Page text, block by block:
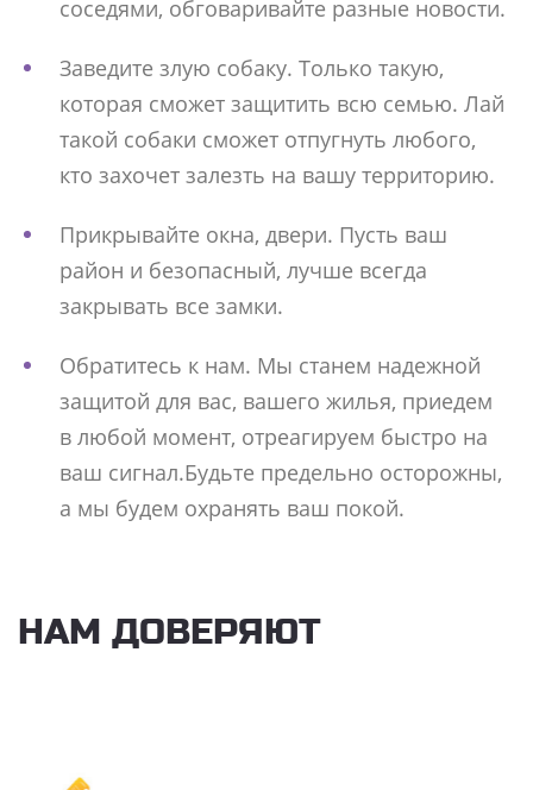
соседями, обговаривайте разные новости.
Заведите злую собаку. Только такую,
которая сможет защитить всю семью. Лай
такой собаки сможет отпугнуть любого,
кто захочет залезть на вашу территорию.
Прикрывайте окна, двери. Пусть ваш
район и безопасный, лучше всегда
закрывать все замки.
Обратитесь к нам. Мы станем надежной
защитой для вас, вашего жилья, приедем
в любой момент, отреагируем быстро на
ваш сигнал.Будьте предельно осторожны,
а мы будем охранять ваш покой.
НАМ ДОВЕРЯЮТ